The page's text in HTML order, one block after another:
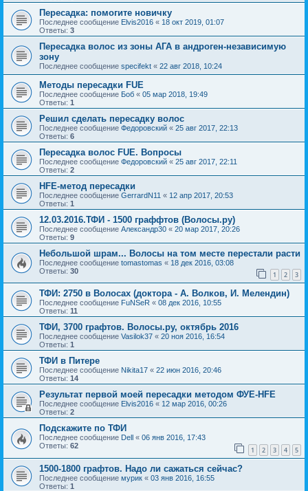
Пересадка: помогите новичку
Последнее сообщение Elvis2016 « 18 окт 2019, 01:07
Ответы: 3
Пересадка волос из зоны АГА в андроген-независимую
зону
Последнее сообщение specifekt « 22 авг 2018, 10:24
Методы пересадки FUE
Последнее сообщение Боб « 05 мар 2018, 19:49
Ответы: 1
Решил сделать пересадку волос
Последнее сообщение Федоровский « 25 авг 2017, 22:13
Ответы: 6
Пересадка волос FUE. Вопросы
Последнее сообщение Федоровский « 25 авг 2017, 22:11
Ответы: 2
HFE-метод пересадки
Последнее сообщение GerrardN11 « 12 апр 2017, 20:53
Ответы: 1
12.03.2016.ТФИ - 1500 граффтов (Волосы.ру)
Последнее сообщение Александр30 « 20 мар 2017, 20:26
Ответы: 9
Небольшой шрам... Волосы на том месте перестали расти
Последнее сообщение tomastomas « 18 дек 2016, 03:08
Ответы: 30 1 2 3
ТФИ: 2750 в Волосах (доктора - А. Волков, И. Мелендин)
Последнее сообщение FuNSeR « 08 дек 2016, 10:55
Ответы: 11
ТФИ, 3700 графтов. Волосы.ру, октябрь 2016
Последнее сообщение Vasilok37 « 20 ноя 2016, 16:54
Ответы: 1
ТФИ в Питере
Последнее сообщение Nikita17 « 22 июн 2016, 20:46
Ответы: 14
Результат первой моей пересадки методом ФУЕ-HFE
Последнее сообщение Elvis2016 « 12 мар 2016, 00:26
Ответы: 2
Подскажите по ТФИ
Последнее сообщение Dell « 06 янв 2016, 17:43
Ответы: 62 1 2 3 4 5
1500-1800 графтов. Надо ли сажаться сейчас?
Последнее сообщение мурик « 03 янв 2016, 16:55
Ответы: 1